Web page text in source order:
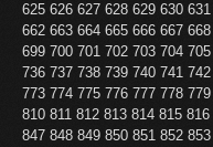
625 626 627 628 629 630 631
662 663 664 665 666 667 668
699 700 701 702 703 704 705
736 737 738 739 740 741 742
773 774 775 776 777 778 779
810 811 812 813 814 815 816
847 848 849 850 851 852 853